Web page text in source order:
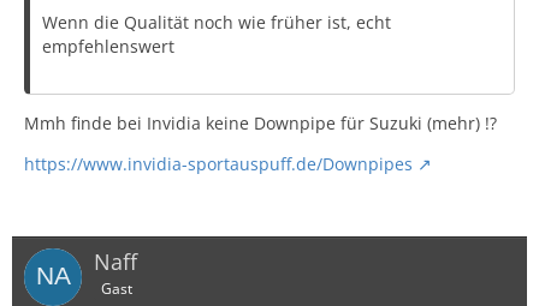
Wenn die Qualität noch wie früher ist, echt
empfehlenswert
Mmh finde bei Invidia keine Downpipe für Suzuki (mehr) !?
https://www.invidia-sportauspuff.de/Downpipes
Naff
Gast